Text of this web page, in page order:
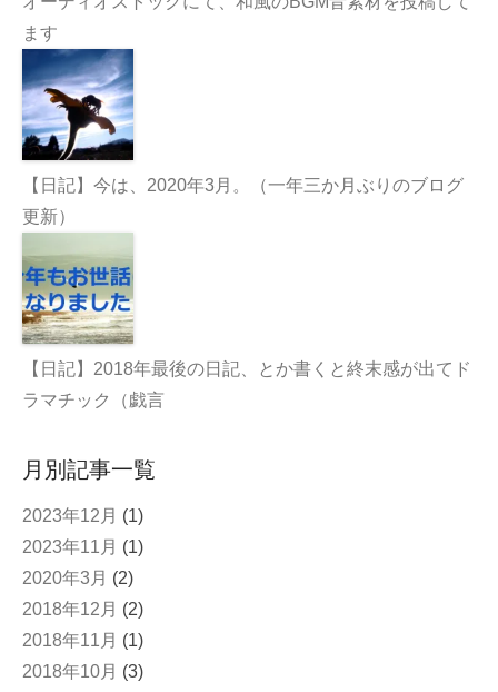
ます
【日記】今は、2020年3月。（一年三か月ぶりのブログ
更新）
【日記】2018年最後の日記、とか書くと終末感が出てド
ラマチック（戯言
月別記事一覧
2023年12月 (1)
2023年11月 (1)
2020年3月 (2)
2018年12月 (2)
2018年11月 (1)
2018年10月 (3)